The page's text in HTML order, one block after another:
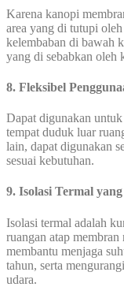
Karena kanopi
area yang di tutupi
kelembaban di bawah
yang di sebabkan oleh
8. Fleksibel
Dapat digunakan
tempat duduk luar
lain, dapat digunakan
sesuai kebutuhan.
9. Isolasi Termal
Isolasi termal adalah
ruangan atap
membantu menjaga
tahun, serta
udara.